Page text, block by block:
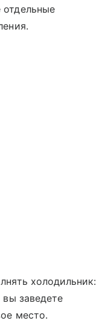
холодильник:
вы заведете
место.